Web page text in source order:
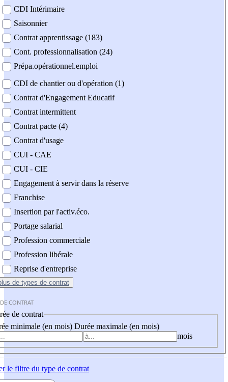
CDI Intérimaire
Saisonnier
Contrat apprentissage (183)
Cont. professionnalisation (24)
Prépa.opérationnel.emploi
CDI de chantier ou d'opération (1)
Contrat d'Engagement Educatif
Contrat intermittent
Contrat pacte (4)
Contrat d'usage
CUI - CAE
CUI - CIE
Engagement à servir dans la réserve
Franchise
Insertion par l'activ.éco.
Portage salarial
Profession commerciale
Profession libérale
Reprise d'entreprise
de types de contrat
CONTRAT
de contrat
minimale (en mois) Durée maximale (en mois)
mois
le filtre du type de contrat